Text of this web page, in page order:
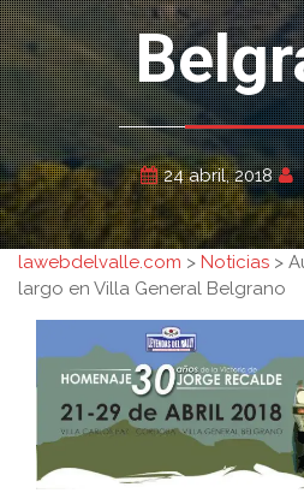
24 abril, 2018
lawebdelvalle.com > Noticias >
largo en Villa General Belgrano